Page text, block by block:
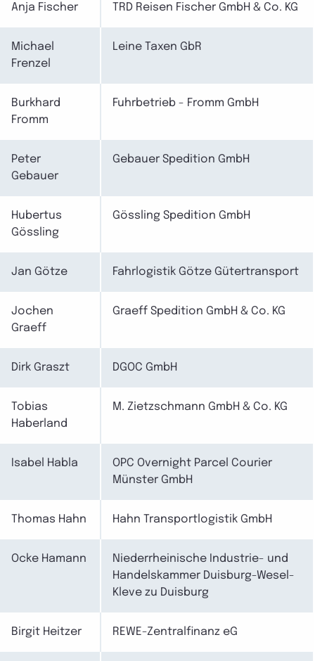
Anja Fischer TRD Reisen Fischer GmbH & Co. KG
Michael
Frenzel
Leine Taxen GbR
Burkhard
Fromm
Fuhrbetrieb - Fromm GmbH
Peter
Gebauer
Gebauer Spedition GmbH
Hubertus
Gössling
Gössling Spedition GmbH
Jan Götze Fahrlogistik Götze Gütertransport
Jochen
Graeff
Graeff Spedition GmbH & Co. KG
Dirk Graszt DGOC GmbH
Tobias
Haberland
M. Zietzschmann GmbH & Co. KG
Isabel Habla
OPC Overnight Parcel Courier
Münster GmbH
Thomas Hahn Hahn Transportlogistik GmbH
Ocke Hamann
Niederrheinische Industrie- und
Handelskammer Duisburg-Wesel-
Kleve zu Duisburg
Birgit Heitzer REWE-Zentralfinanz eG